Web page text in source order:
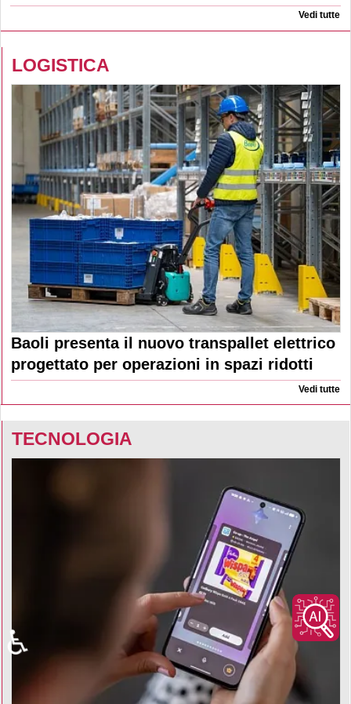
Vedi tutte
LOGISTICA
Baoli presenta il nuovo transpallet elettrico
progettato per operazioni in spazi ridotti
Vedi tutte
TECNOLOGIA